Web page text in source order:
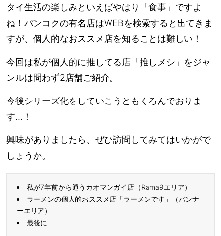
タイ生活の楽しみといえばやはり「食事」ですよ
ね！バンコクの有名店はWEBを検索すると出てきま
すが、個人的なおススメ店を知ることは難しい！
今回は私が個人的に推してる店「推しメシ」をジャ
ンルは問わず2店舗ご紹介。
今後シリーズ化をしていこうともくろんでおりま
す…！
興味がありましたら、ぜひ訪問してみてはいかがで
しょうか。
私が7年前から通うカオマンガイ店（Rama9エリア）
ラーメンの個人的おススメ店「ラーメンです」（バンナ
ーエリア）
最後に